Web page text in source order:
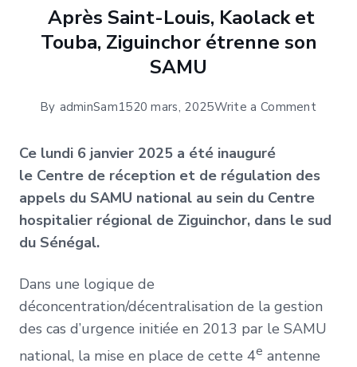
Après Saint-Louis, Kaolack et
Touba, Ziguinchor étrenne son
SAMU
By adminSam1520 mars, 2025Write a Comment
Louis,
et
son
SAMU
Ce lundi 6 janvier 2025 a été inauguré
le Centre de réception et de régulation des
appels du SAMU national au sein du Centre
hospitalier régional de Ziguinchor, dans le sud
du Sénégal.
Dans une logique de
déconcentration/décentralisation de la gestion
des cas d’urgence initiée en 2013 par le SAMU
national, la mise en place de cette 4e antenne